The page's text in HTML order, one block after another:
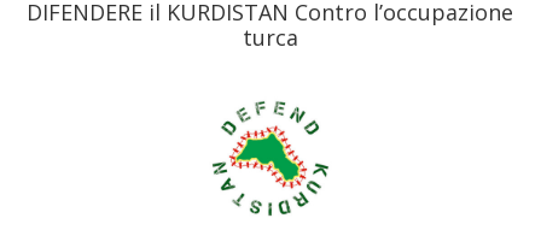
DIFENDERE il KURDISTAN Contro l’occupazione
turca